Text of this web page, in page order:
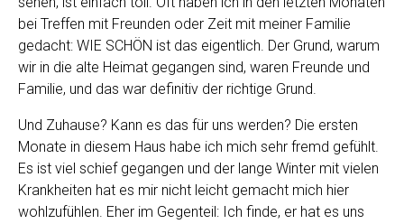
bei Treffen mit Freunden oder Zeit mit meiner Familie
gedacht: WIE SCHÖN ist das eigentlich. Der Grund, warum
wir in die alte Heimat gegangen sind, waren Freunde und
Familie, und das war definitiv der richtige Grund.
Und Zuhause? Kann es das für uns werden? Die ersten
Monate in diesem Haus habe ich mich sehr fremd gefühlt.
Es ist viel schief gegangen und der lange Winter mit vielen
Krankheiten hat es mir nicht leicht gemacht mich hier
wohlzufühlen. Eher im Gegenteil: Ich finde, er hat es uns